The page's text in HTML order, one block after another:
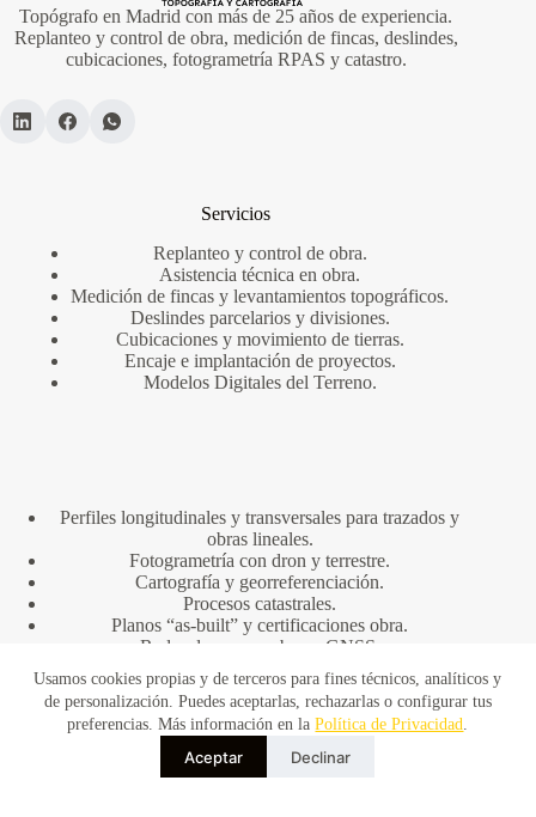
Usamos cookies propias y de terceros para fines técnicos, analíticos y
de personalización. Puedes aceptarlas, rechazarlas o configurar tus
preferencias. Más información en laPolítica de Privacidad.
Aceptar Declinar
Topógrafo en Madrid con más de 25 años de experiencia.
Replanteo y control de obra, medición de fincas, deslindes,
cubicaciones, fotogrametría RPAS y catastro.
Servicios
Replanteo y control de obra.
Asistencia técnica en obra.
Medición de fincas y levantamientos topográficos.
Deslindes parcelarios y divisiones.
Cubicaciones y movimiento de tierras.
Encaje e implantación de proyectos.
Modelos Digitales del Terreno.
Perfiles longitudinales y transversales para trazados y
obras lineales.
Fotogrametría con dron y terrestre.
Cartografía y georreferenciación.
Procesos catastrales.
Planos “as-built” y certificaciones obra.
Redes de apoyo y bases GNSS.
Informes técnicos y periciales.